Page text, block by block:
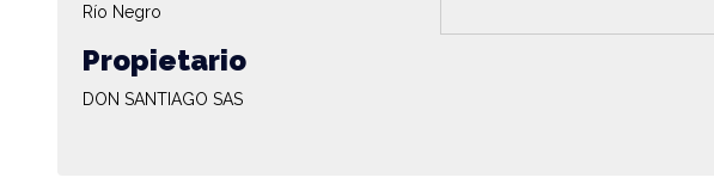
Río Negro
Propietario
DON SANTIAGO SAS